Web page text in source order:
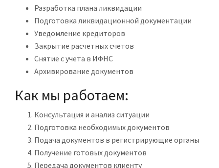
Разработка плана ликвидации
Подготовка ликвидационной документации
Уведомление кредиторов
Закрытие расчетных счетов
Снятие с учета в ИФНС
Архивирование документов
Как мы работаем:
Консультация и анализ ситуации
Подготовка необходимых документов
Подача документов в регистрирующие органы
Получение готовых документов
Передача документов клиенту